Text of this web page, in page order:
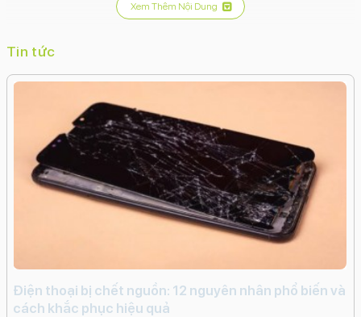
Xem Thêm Nội Dung
Tin tức
Điện thoại bị chết nguồn: 12 nguyên nhân phổ biến và
cách khắc phục hiệu quả